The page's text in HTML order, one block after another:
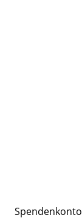
Spendenkonto